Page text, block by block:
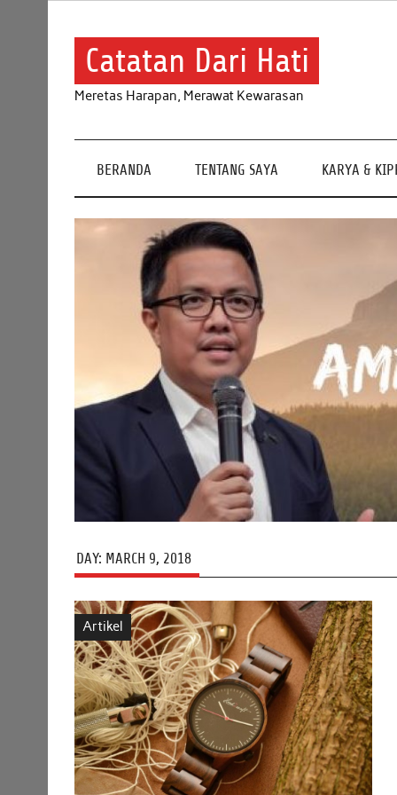
Catatan Dari Hati
Meretas Harapan, Merawat Kewarasan
BERANDA TENTANG SAYA KARYA &
DAY: MARCH 9, 2018
Artikel